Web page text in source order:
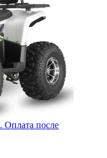
Оплата после